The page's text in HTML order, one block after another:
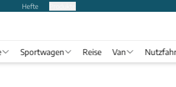
Hefte
Sportwagen Reise Van